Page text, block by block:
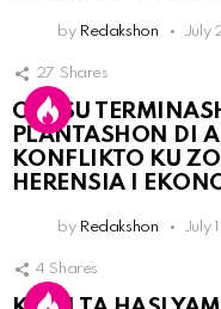
by Redakshon July
27 Shares
OLB SU
PLANTASHON DI
KONFLIKTO KU
HERENSIA I
by Redakshon July
4 Shares